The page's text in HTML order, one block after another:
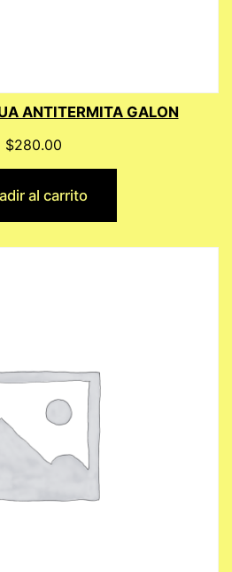
ANTITERMITA GALON
$280.00
al carrito